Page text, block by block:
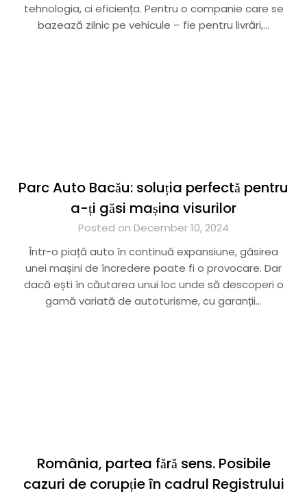
tehnologia, ci eficiența. Pentru o companie care se
bazează zilnic pe vehicule – fie pentru livrări,…
Parc Auto Bacău: soluția perfectă pentru
a-ți găsi mașina visurilor
Posted on December 10, 2024
Într-o piață auto în continuă expansiune, găsirea
unei mașini de încredere poate fi o provocare. Dar
dacă ești în căutarea unui loc unde să descoperi o
gamă variată de autoturisme, cu garanții…
România, partea fără sens. Posibile
cazuri de corupție în cadrul Registrului